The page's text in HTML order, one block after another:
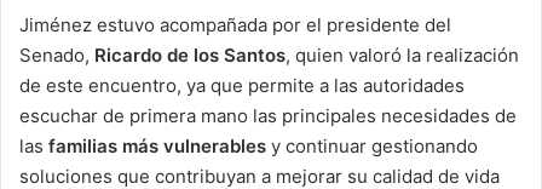
Jiménez estuvo acompañada por el presidente del
Senado, Ricardo de los Santos, quien valoró la realización
de este encuentro, ya que permite a las autoridades
escuchar de primera mano las principales necesidades de
las familias más vulnerables y continuar gestionando
soluciones que contribuyan a mejorar su calidad de vida